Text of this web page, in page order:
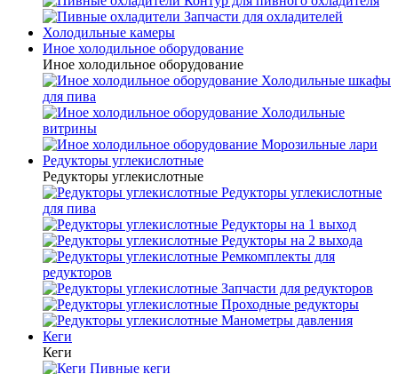
Запчасти для охладителей
Холодильные камеры
Иное холодильное оборудование
Иное холодильное оборудование
Холодильные шкафы
для пива
Холодильные
витрины
Морозильные лари
Редукторы углекислотные
Редукторы углекислотные
Редукторы углекислотные
для пива
Редукторы на 1 выход
Редукторы на 2 выхода
Ремкомплекты для
редукторов
Запчасти для редукторов
Проходные редукторы
Манометры давления
Кеги
Кеги
Пивные кеги